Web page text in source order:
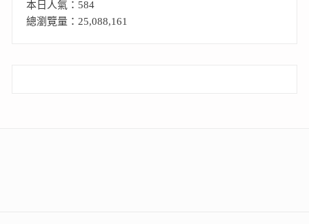
本日人氣：584
總瀏覽量：25,088,161